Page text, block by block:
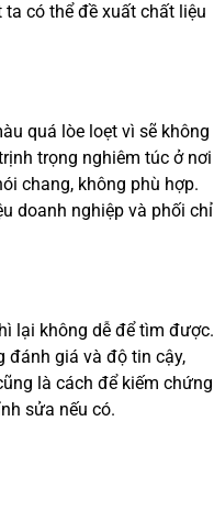
có thể đề xuất chất liệu
quá lòe loẹt vì sẽ không
trọng nghiêm túc ở nơi
chang, không phù hợp.
doanh nghiệp và phối chỉ
lại không dễ để tìm được.
đánh giá và độ tin cậy,
là cách để kiếm chứng
sửa nếu có.